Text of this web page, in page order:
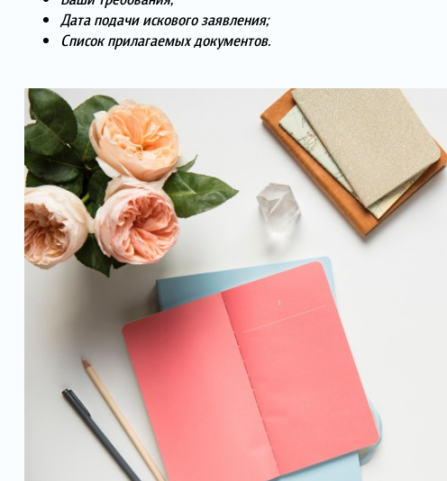
Дата подачи искового заявления;
Список прилагаемых документов.